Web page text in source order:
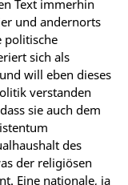
Text immerhin
und andernorts
politische
sich als
will eben dieses
verstanden
sie auch dem
des
der religiösen
Eine nationale, ja